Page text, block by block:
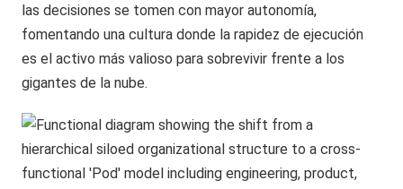
las decisiones se tomen con mayor autonomía,
fomentando una cultura donde la rapidez de ejecución
es el activo más valioso para sobrevivir frente a los
gigantes de la nube.